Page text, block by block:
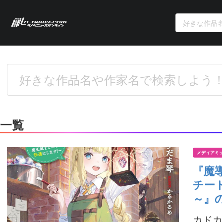
一覧
メディアミ
『
チー
～』